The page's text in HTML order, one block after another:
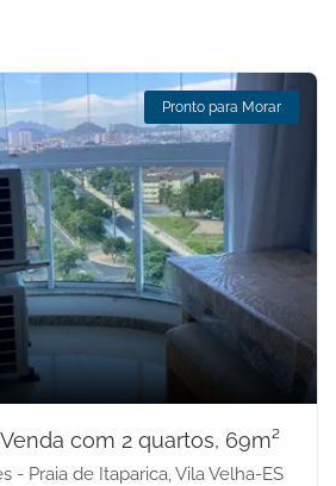
Pronto para Morar
com 2 quartos, 69m²
- Praia de Itaparica, Vila Velha-ES